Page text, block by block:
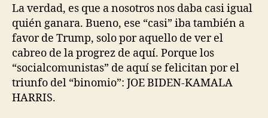
La verdad, es que a nosotros nos daba casi igual
quién ganara. Bueno, ese “casi” iba también a
favor de Trump, solo por aquello de ver el
cabreo de la progrez de aquí. Porque los
“socialcomunistas” de aquí se felicitan por el
triunfo del “binomio”: JOE BIDEN-KAMALA
HARRIS.